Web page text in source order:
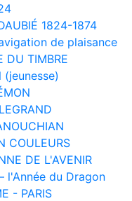
1824-1874
de plaisance
DU TIMBRE
(jeunesse)
COULEURS
DE L'AVENIR
l'Année du Dragon
- PARIS